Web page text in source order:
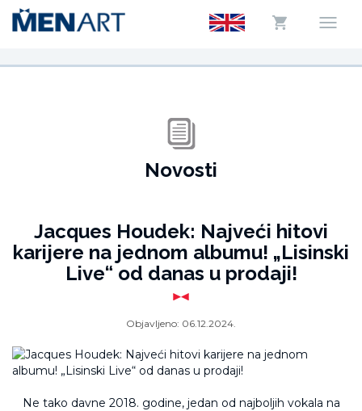
Novosti
Jacques Houdek: Najveći hitovi
karijere na jednom albumu! „Lisinski
Live“ od danas u prodaji!
Objavljeno: 06.12.2024.
Ne tako davne 2018. godine, jedan od najboljih vokala na